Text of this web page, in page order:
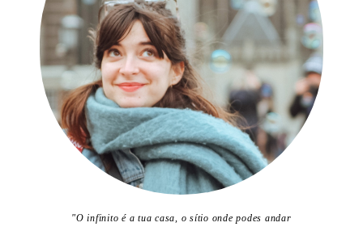
"O infinito é a tua casa, o sítio onde podes andar